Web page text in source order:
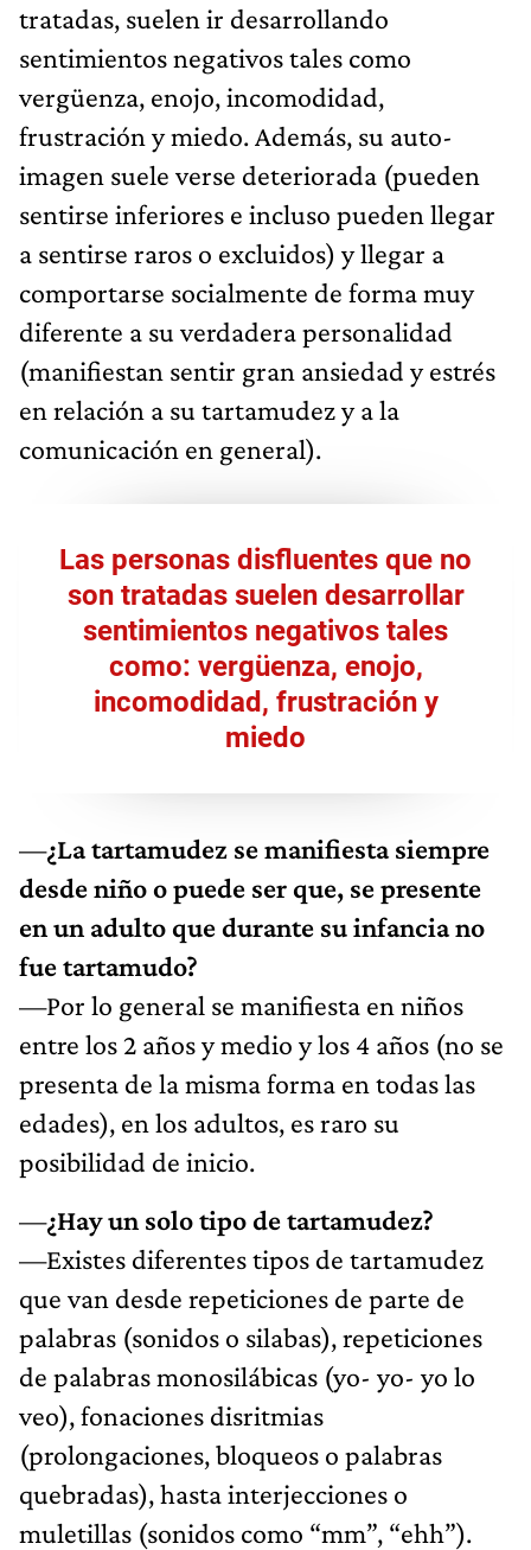
tratadas, suelen ir desarrollando
sentimientos negativos tales como
vergüenza, enojo, incomodidad,
frustración y miedo. Además, su auto-
imagen suele verse deteriorada (pueden
sentirse inferiores e incluso pueden llegar
a sentirse raros o excluidos) y llegar a
comportarse socialmente de forma muy
diferente a su verdadera personalidad
(manifiestan sentir gran ansiedad y estrés
en relación a su tartamudez y a la
comunicación en general).
Las personas disfluentes que no
son tratadas suelen desarrollar
sentimientos negativos tales
como: vergüenza, enojo,
incomodidad, frustración y
miedo
—¿La tartamudez se manifiesta siempre
desde niño o puede ser que, se presente
en un adulto que durante su infancia no
fue tartamudo?
—Por lo general se manifiesta en niños
entre los 2 años y medio y los 4 años (no se
presenta de la misma forma en todas las
edades), en los adultos, es raro su
posibilidad de inicio.
—¿Hay un solo tipo de tartamudez?
—Existes diferentes tipos de tartamudez
que van desde repeticiones de parte de
palabras (sonidos o silabas), repeticiones
de palabras monosilábicas (yo- yo- yo lo
veo), fonaciones disritmias
(prolongaciones, bloqueos o palabras
quebradas), hasta interjecciones o
muletillas (sonidos como “mm”, “ehh”).